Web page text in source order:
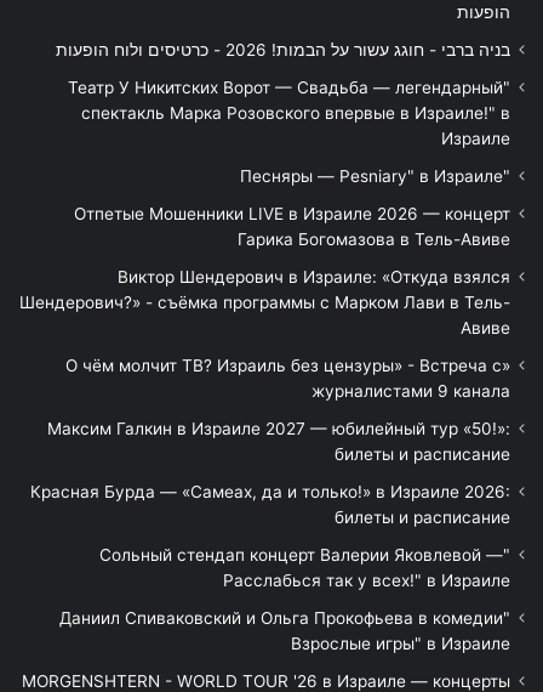
הופעות
בניה ברבי - חוגג עשור על הבמות! 2026 - כרטיסים ולוח הופעות
"Театр У Никитских Ворот — Свадьба — легендарный
спектакль Марка Розовского впервые в Израиле!" в
Израиле
"Песняры — Pesniary" в Израиле
Отпетые Мошенники LIVE в Израиле 2026 — концерт
Гарика Богомазова в Тель-Авиве
Виктор Шендерович в Израиле: «Откуда взялся
Шендерович?» - съёмка программы с Марком Лави в Тель-
Авиве
«О чём молчит ТВ? Израиль без цензуры» - Встреча с
журналистами 9 канала
Максим Галкин в Израиле 2027 — юбилейный тур «50!»:
билеты и расписание
Красная Бурда — «Самеах, да и только!» в Израиле 2026:
билеты и расписание
"Сольный стендап концерт Валерии Яковлевой —
Расслабься так у всех!" в Израиле
"Даниил Спиваковский и Ольга Прокофьева в комедии
Взрослые игры" в Израиле
MORGENSHTERN - WORLD TOUR '26 в Израиле — концерты